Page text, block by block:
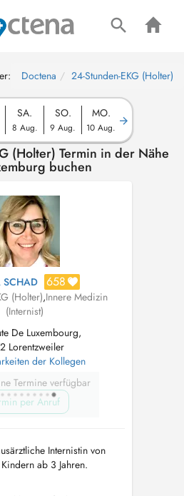
Doctena 24-Stunden-EKG (Holter)
SA.
8 Aug.
SO.
9 Aug.
MO.
10 Aug.
(Holter) Termin in der Nähe
buchen
SCHAD 658
(Holter),Innere Medizin
(Internist)
De Luxembourg,
Lorentzweiler
der Kollegen
Termine verfügbar
per Anruf
Internistin von
ab 3 Jahren.
and children from the
для взрослых